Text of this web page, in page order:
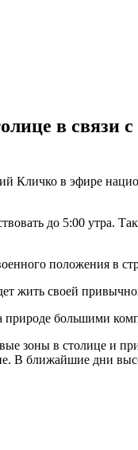
в связи с
Кличко в эфире
до 5:00 утра.
положения в
жить своей
природе большими
зоны в столице и
В ближайшие дни